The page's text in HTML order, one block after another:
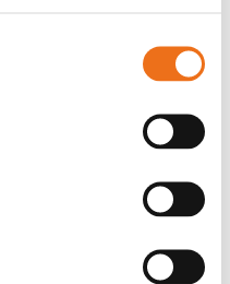
Lägg till i varukorg
Rotor teeth 8t/6k 0Gr/8 R6/14